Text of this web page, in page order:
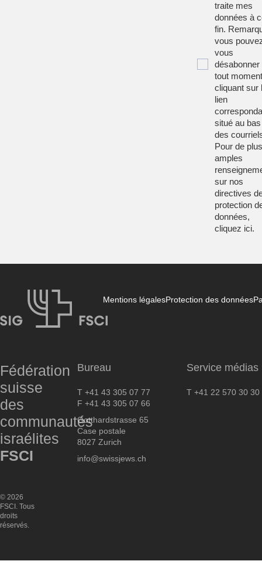
traite mes
données à
fin.
vous
vous
désabonner
tout
cliquant sur
lien
situé au bas
des
Pour de plus
amples
sur nos
directives
protection
données,
cliquez ici.
Mentions légalesProtection des données
Fédération
suisse
des
communautés
israélites
FSCI
Bureau
T +41 43 305 07 77
F +41 43 305 07 66
Gotthardstrasse 65
Case postale
8027 Zurich
info@swissjews.ch
Service médias
T +41 22 570 30 30
© 2026
FSCI. Tous
droits
réservés.